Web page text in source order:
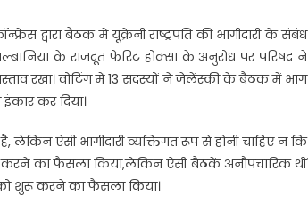
द्वारा बैठक में यूक्रेनी राष्ट्रपति की भागीदारी के संबंध
के राजदूत फेरिट होक्सा के अनुरोध पर परिषद ने
रखा। वोटिंग में 13 सदस्यों ने जेलेंस्की के बैठक में भाग
कर दिया।
ऐसी भागीदारी व्यक्तिगत रूप से होनी चाहिए न कि
करने का फैसला किया,लेकिन ऐसी बैठकें अनौपचारिक थीं
को शुरू करने का फैसला किया।